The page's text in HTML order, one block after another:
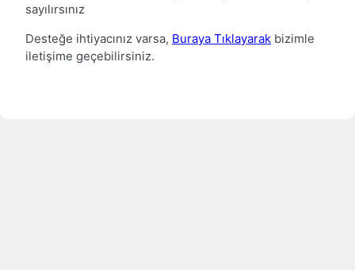
sayılırsınız
Desteğe ihtiyacınız varsa, Buraya Tıklayarak bizimle
iletişime geçebilirsiniz.